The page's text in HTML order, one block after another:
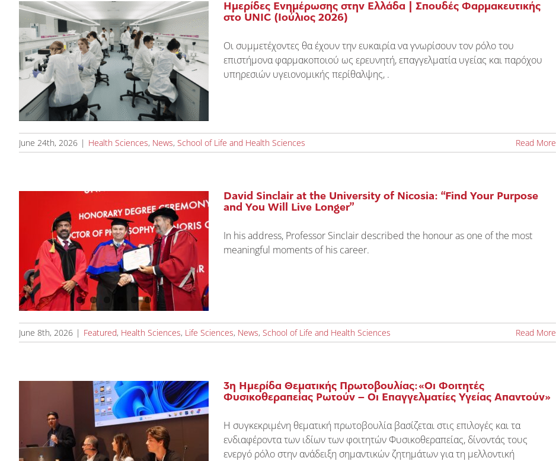
Ημερίδες Ενημέρωσης στην Ελλάδα | Σπουδές Φαρμακευτικής
στο UNIC (Ιούλιος 2026)
Οι συμμετέχοντες θα έχουν την ευκαιρία να γνωρίσουν τον ρόλο του
επιστήμονα φαρμακοποιού ως ερευνητή, επαγγελματία υγείας και παρόχου
υπηρεσιών υγειονομικής περίθαλψης, .
June 24th, 2026 | Health Sciences, News, School of Life and Health Sciences Read More
David Sinclair at the University of Nicosia: “Find Your Purpose
and You Will Live Longer”
In his address, Professor Sinclair described the honour as one of the most
meaningful moments of his career.
June 8th, 2026 | Featured, Health Sciences, Life Sciences, News, School of Life and Health Sciences Read More
3η Ημερίδα Θεματικής Πρωτοβουλίας:«Οι Φοιτητές
Φυσικοθεραπείας Ρωτούν – Οι Επαγγελματίες Υγείας Απαντούν»
Η συγκεκριμένη θεματική πρωτοβουλία βασίζεται στις επιλογές και τα
ενδιαφέροντα των ιδίων των φοιτητών Φυσικοθεραπείας, δίνοντάς τους
ενεργό ρόλο στην ανάδειξη σημαντικών ζητημάτων για τη μελλοντική